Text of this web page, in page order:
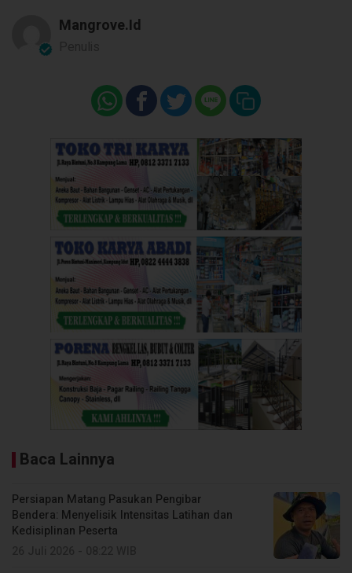
Mangrove.id
Baca Lainnya
Persiapan Matang Pasukan Pengibar
Bendera: Menyelisik Intensitas Latihan dan
Kedisiplinan Peserta